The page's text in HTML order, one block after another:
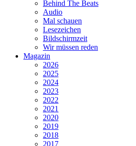
Behind The Beats
Audio
Mal schauen
Lesezeichen
Bildschirmzeit
Wir müssen reden
Magazin
2026
2025
2024
2023
2022
2021
2020
2019
2018
2017